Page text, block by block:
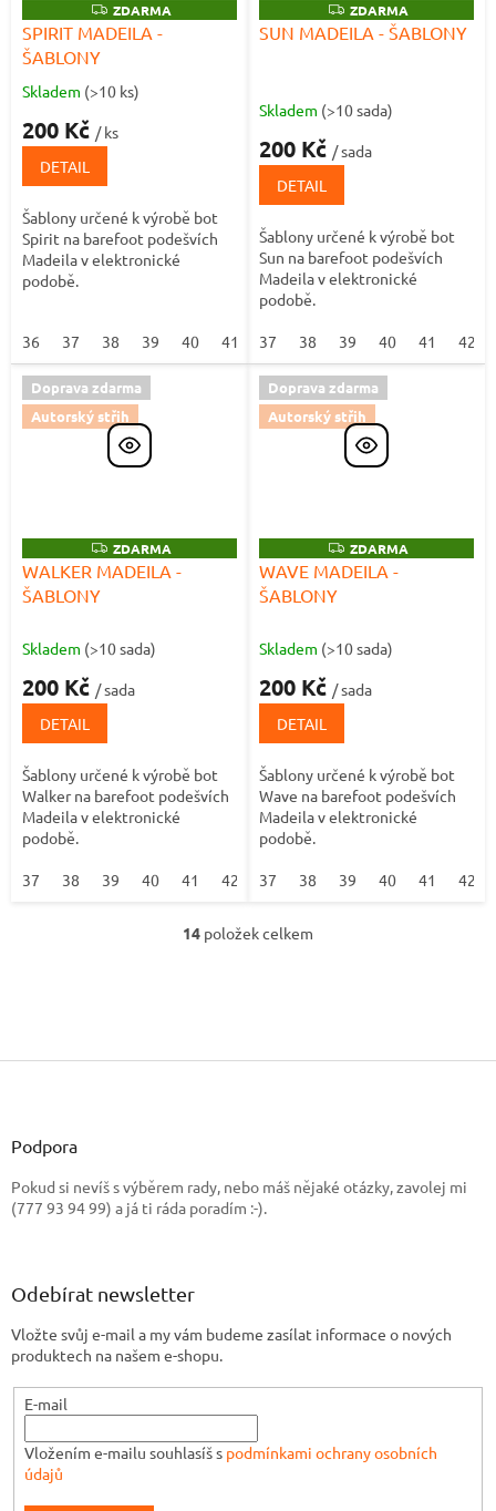
Z
D
A
A
ZDARMA
SPIRIT MADEILA -
ŠABLONY
Průměrné
hodnocení
produktu
5,0
5
hvězdiček.
Skladem (>10 ks)
200 Kč / ks
DETAIL
Šablony určené k výrobě bot
Spirit na barefoot podešvích
Madeila v elektronické
podobě.
36 37 38 39 40 41 42
Z
D
A
ZDARMA
SUN MADEILA - ŠABLONY
Skladem (>10 sada)
200 Kč / sada
DETAIL
Šablony určené k výrobě bot
Sun na barefoot podešvích
Madeila v elektronické
podobě.
37 38 39 40 41 42
Doprava zdarma
Autorský střih
Z
D
A
ZDARMA
WALKER MADEILA -
ŠABLONY
Skladem (>10 sada)
200 Kč / sada
DETAIL
Šablony určené k výrobě bot
Walker na barefoot podešvích
Madeila v elektronické
podobě.
37 38 39 40 41 42
Doprava zdarma
Autorský střih
Z
D
A
ZDARMA
WAVE MADEILA -
ŠABLONY
Skladem (>10 sada)
200 Kč / sada
DETAIL
Šablony určené k výrobě bot
Wave na barefoot podešvích
Madeila v elektronické
podobě.
37 38 39 40 41 42
O
c
y
v
14 položek celkem
Podpora
Pokud si nevíš s výběrem rady, nebo máš nějaké otázky, zavolej mi
(777 93 94 99) a já ti ráda poradím :-).
Odebírat newsletter
Vložte svůj e-mail a my vám budeme zasílat informace o nových
produktech na našem e-shopu.
E-mail
Vložením e-mailu souhlasíš s podmínkami ochrany osobních
údajů